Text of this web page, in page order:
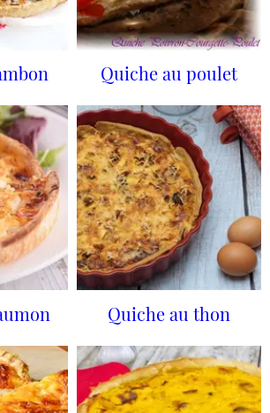
Quiche au poulet
Quiche au thon